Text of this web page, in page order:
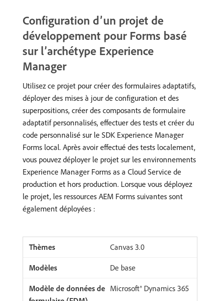
Configuration d’un projet de
développement pour Forms basé
sur l’archétype Experience
Manager
Utilisez ce projet pour créer des formulaires adaptatifs,
déployer des mises à jour de configuration et des
superpositions, créer des composants de formulaire
adaptatif personnalisés, effectuer des tests et créer du
code personnalisé sur le SDK Experience Manager
Forms local. Après avoir effectué des tests localement,
vous pouvez déployer le projet sur les environnements
Experience Manager Forms as a Cloud Service de
production et hors production. Lorsque vous déployez
le projet, les ressources AEM Forms suivantes sont
également déployées :
Canvas 3.0
De base
Microsoft® Dynamics 365